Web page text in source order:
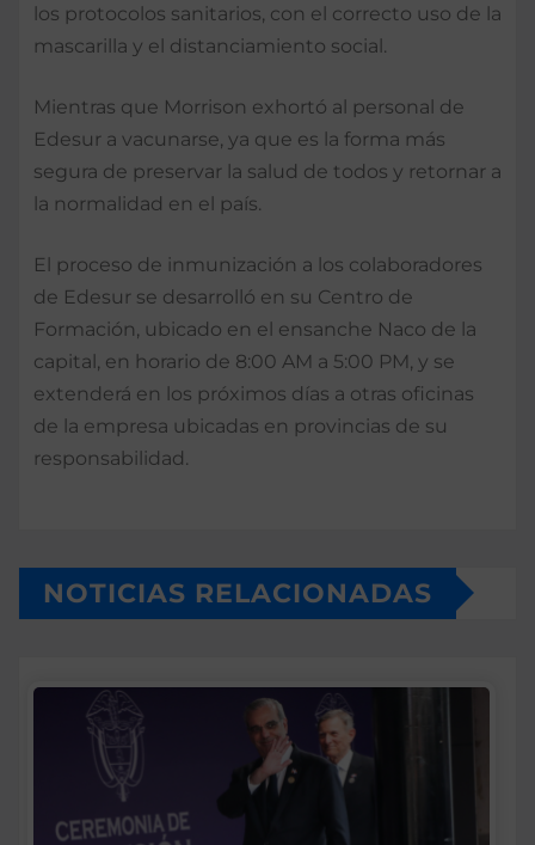
los protocolos sanitarios, con el correcto uso de la
mascarilla y el distanciamiento social.
Mientras que Morrison exhortó al personal de
Edesur a vacunarse, ya que es la forma más
segura de preservar la salud de todos y retornar a
la normalidad en el país.
El proceso de inmunización a los colaboradores
de Edesur se desarrolló en su Centro de
Formación, ubicado en el ensanche Naco de la
capital, en horario de 8:00 AM a 5:00 PM, y se
extenderá en los próximos días a otras oficinas
de la empresa ubicadas en provincias de su
responsabilidad.
NOTICIAS RELACIONADAS